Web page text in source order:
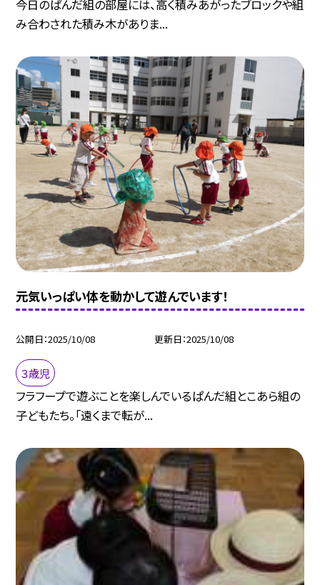
今日のぱんだ組の部屋には、高く積みあがったブロックや組
み合わされた積み木がありま...
元気いっぱい体を動かして遊んでいます！
公開日 2025/10/08 更新日 2025/10/08
３歳児
フラフープで遊ぶことを楽しんでいるぱんだ組とこあら組の
子どもたち。「遠くまで転が...